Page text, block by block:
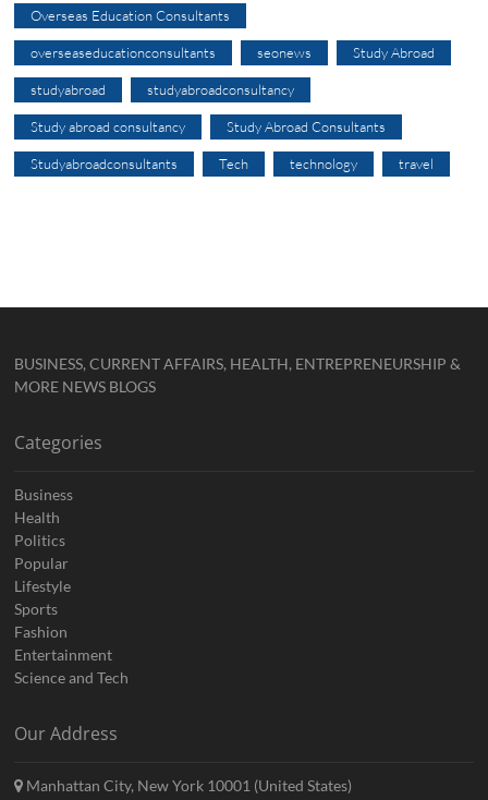
Overseas Education Consultants
overseaseducationconsultants seonews Study Abroad
studyabroad studyabroadconsultancy
Study abroad consultancy Study Abroad Consultants
Studyabroadconsultants Tech technology travel
BUSINESS, CURRENT AFFAIRS, HEALTH, ENTREPRENEURSHIP &
MORE NEWS BLOGS
Categories
Business
Health
Politics
Popular
Lifestyle
Sports
Fashion
Entertainment
Science and Tech
Our Address
Manhattan City, New York 10001 (United States)